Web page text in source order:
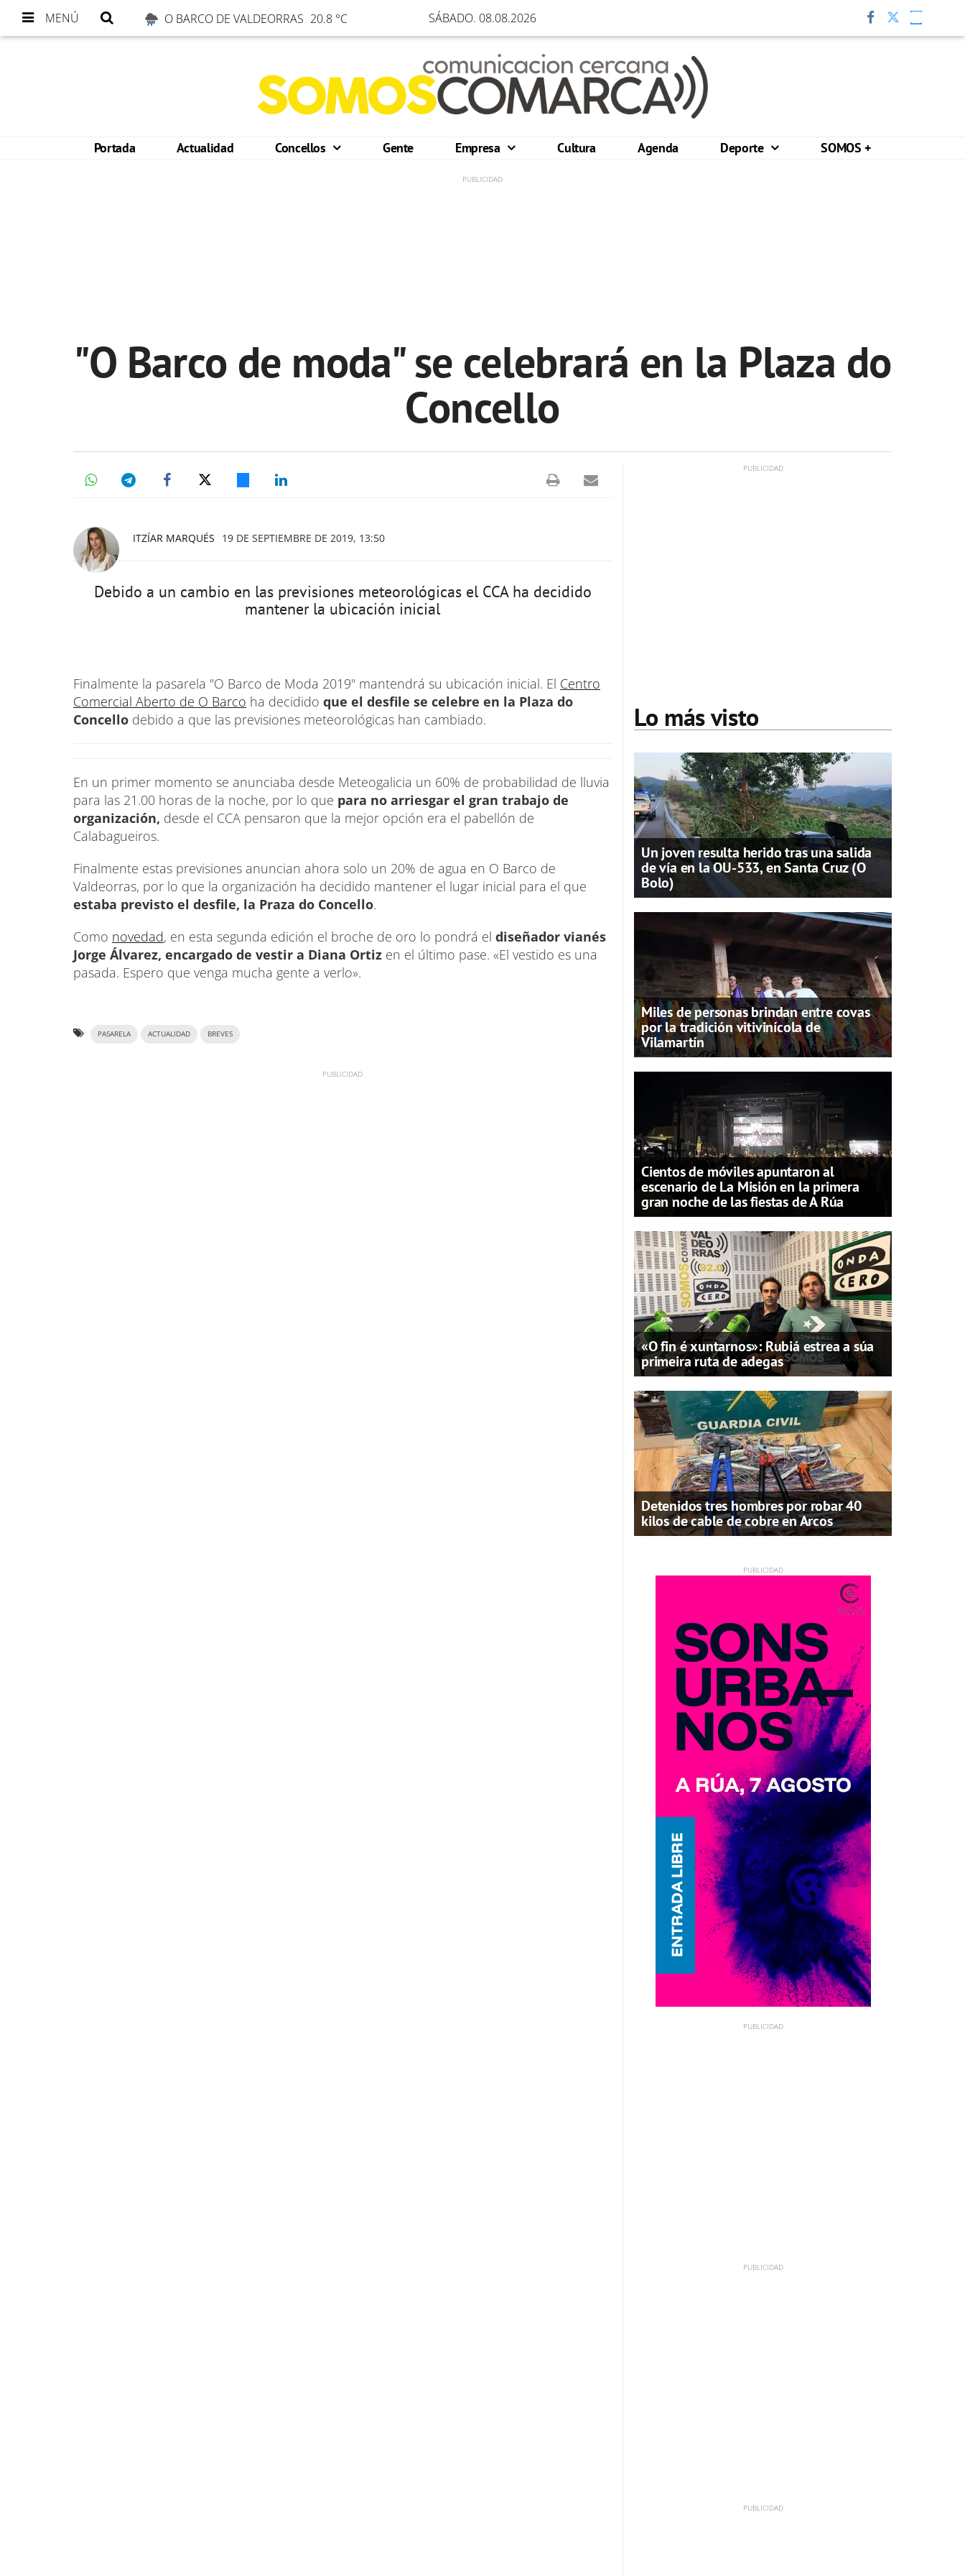
MENÚ O BARCO DE VALDEORRAS 20.8 °C SÁBADO. 08.08.2026
Portada Actualidad Concellos Gente Empresa Cultura Agenda Deporte SOMOS +
"O Barco de moda" se celebrará en la Plaza do
Concello
ITZÍAR MARQUÉS 19 DE SEPTIEMBRE DE 2019, 13:50
Debido a un cambio en las previsiones meteorológicas el CCA ha decidido
mantener la ubicación inicial
Finalmente la pasarela "O Barco de Moda 2019" mantendrá su ubicación inicial. El Centro
Comercial Aberto de O Barco ha decidido que el desfile se celebre en la Plaza do
Concello debido a que las previsiones meteorológicas han cambiado.
En un primer momento se anunciaba desde Meteogalicia un 60% de probabilidad de lluvia
para las 21.00 horas de la noche, por lo que para no arriesgar el gran trabajo de
organización, desde el CCA pensaron que la mejor opción era el pabellón de
Calabagueiros.
Finalmente estas previsiones anuncian ahora solo un 20% de agua en O Barco de
Valdeorras, por lo que la organización ha decidido mantener el lugar inicial para el que
estaba previsto el desfile, la Praza do Concello.
Como novedad, en esta segunda edición el broche de oro lo pondrá el diseñador vianés
Jorge Álvarez, encargado de vestir a Diana Ortiz en el último pase. «El vestido es una
pasada. Espero que venga mucha gente a verlo».
PASARELA ACTUALIDAD BREVES
Lo más visto
Un joven resulta herido tras una salida
de vía en la OU-533, en Santa Cruz (O
Bolo)
Miles de personas brindan entre covas
por la tradición vitivinícola de
Vilamartín
Cientos de móviles apuntaron al
escenario de La Misión en la primera
gran noche de las fiestas de A Rúa
«O fin é xuntarnos»: Rubiá estrea a súa
primeira ruta de adegas
Detenidos tres hombres por robar 40
kilos de cable de cobre en Arcos